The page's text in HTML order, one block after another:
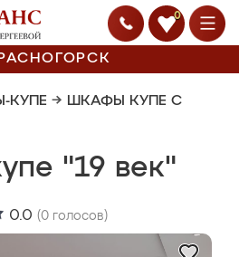
0
КУПЕ → ШКАФЫ КУПЕ С
"19 век"
0.0 (0 голосов)